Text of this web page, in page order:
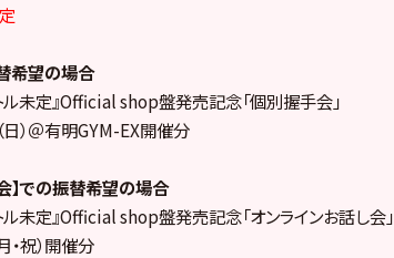
希望の場合
ル未定』Official shop盤発売記念「個別握手会」
日）＠有明GYM-EX開催分
】での振替希望の場合
未定』Official shop盤発売記念「オンラインお話し会」
・祝）開催分